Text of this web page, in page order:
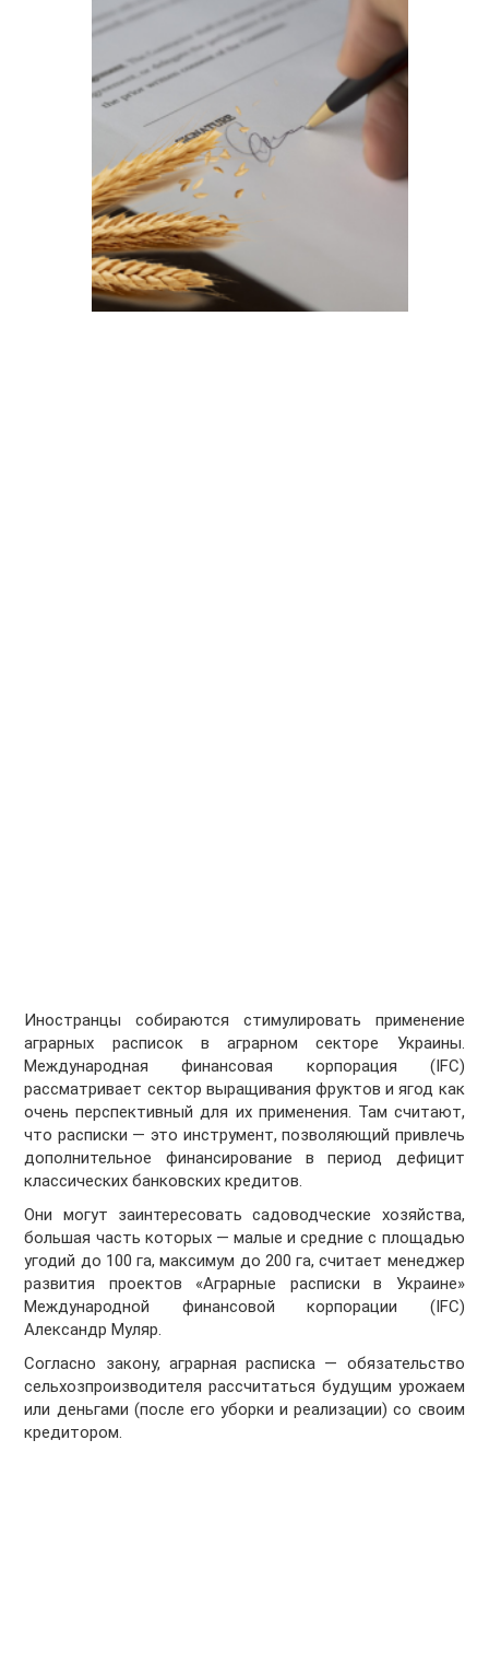
Иностранцы собираются стимулировать применение
аграрных расписок в аграрном секторе Украины.
Международная финансовая корпорация (IFC)
рассматривает сектор выращивания фруктов и ягод как
очень перспективный для их применения. Там считают,
что расписки — это инструмент, позволяющий привлечь
дополнительное финансирование в период дефицит
классических банковских кредитов.
Они могут заинтересовать садоводческие хозяйства,
большая часть которых — малые и средние с площадью
угодий до 100 га, максимум до 200 га, считает менеджер
развития проектов «Аграрные расписки в Украине»
Международной финансовой корпорации (IFC)
Александр Муляр.
Согласно закону, аграрная расписка — обязательство
сельхозпроизводителя рассчитаться будущим урожаем
или деньгами (после его уборки и реализации) со своим
кредитором.